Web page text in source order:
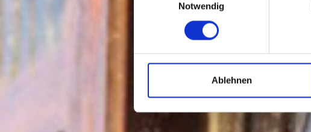
Notwendig
Ablehnen